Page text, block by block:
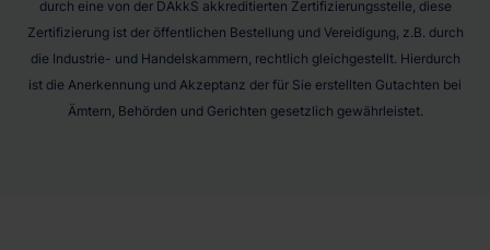
durch eine von der DAkkS akkreditierten Zertifizierungsstelle, diese
Zertifizierung ist der öffentlichen Bestellung und Vereidigung, z.B. durch
die Industrie- und Handelskammern, rechtlich gleichgestellt. Hierdurch
ist die Anerkennung und Akzeptanz der für Sie erstellten Gutachten bei
Ämtern, Behörden und Gerichten gesetzlich gewährleistet.